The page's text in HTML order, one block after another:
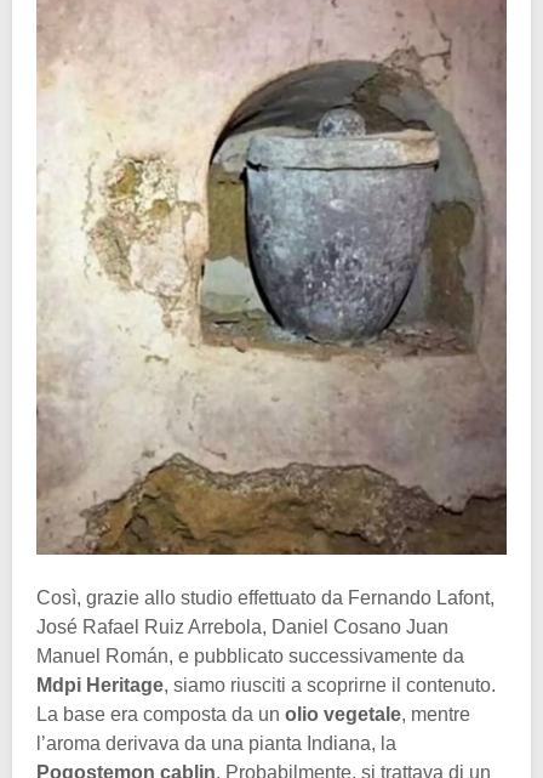
Così, grazie allo studio effettuato da Fernando Lafont,
José Rafael Ruiz Arrebola, Daniel Cosano Juan
Manuel Román, e pubblicato successivamente da
Mdpi Heritage, siamo riusciti a scoprirne il contenuto.
La base era composta da un olio vegetale, mentre
l’aroma derivava da una pianta Indiana, la
Pogostemon cablin. Probabilmente, si trattava di un